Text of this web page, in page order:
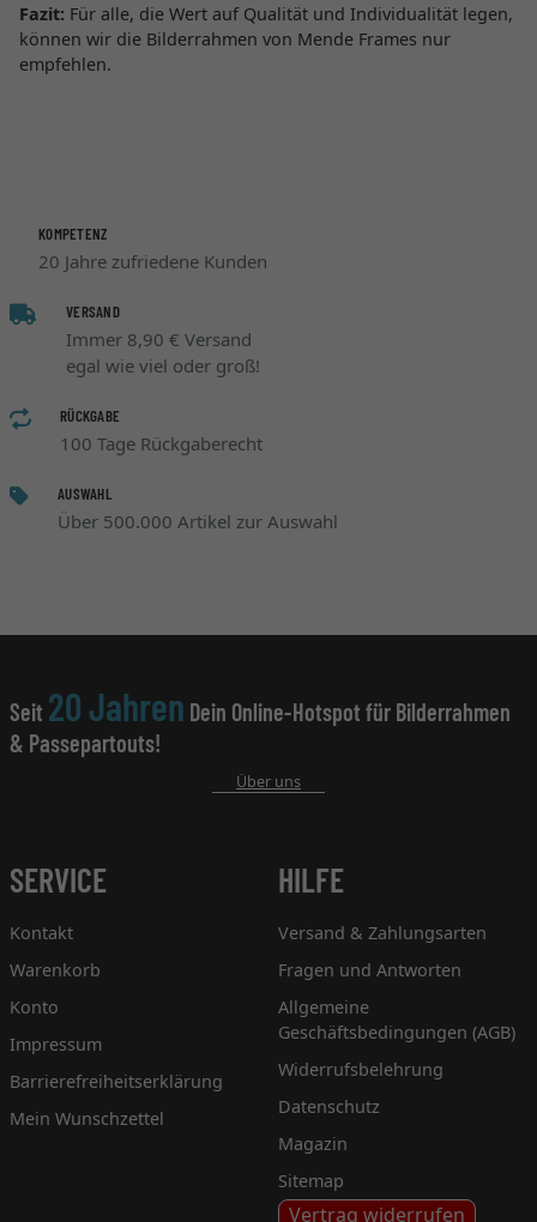
Fazit: Für alle, die Wert auf Qualität und Individualität legen,
können wir die Bilderrahmen von Mende Frames nur
empfehlen.
KOMPETENZ
20 Jahre zufriedene Kunden
VERSAND
Immer 8,90 € Versand
egal wie viel oder groß!
RÜCKGABE
100 Tage Rückgaberecht
AUSWAHL
Über 500.000 Artikel zur Auswahl
Seit 20 Jahren Dein Online-Hotspot für Bilderrahmen
& Passepartouts!
Über uns
SERVICE
Kontakt
Warenkorb
Konto
Impressum
Barrierefreiheitserklärung
Mein Wunschzettel
HILFE
Versand & Zahlungsarten
Fragen und Antworten
Allgemeine
Geschäftsbedingungen (AGB)
Widerrufsbelehrung
Datenschutz
Magazin
Sitemap
Vertrag widerrufen